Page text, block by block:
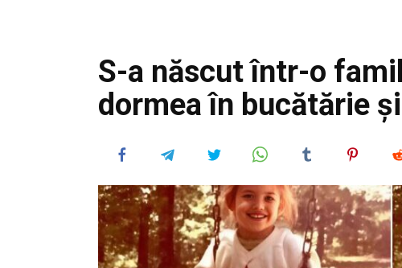
S-a născut într-o
dormea în bucătărie